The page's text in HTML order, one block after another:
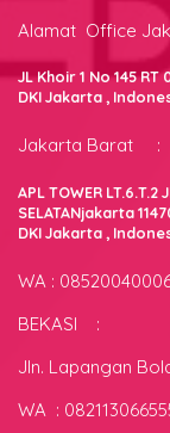
Alamat Office
JL Khoir 1 No 145
DKI Jakarta ,
Jakarta Barat :
APL TOWER LT.6.T.2
SELATANjakarta
DKI Jakarta ,
WA :
BEKASI :
Jln. Lapangan
WA :